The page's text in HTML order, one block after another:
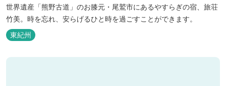
世界遺産「熊野古道」のお膝元・尾鷲市にあるやすらぎの宿、旅荘
竹美。時を忘れ、安らげるひと時を過ごすことができます。
東紀州